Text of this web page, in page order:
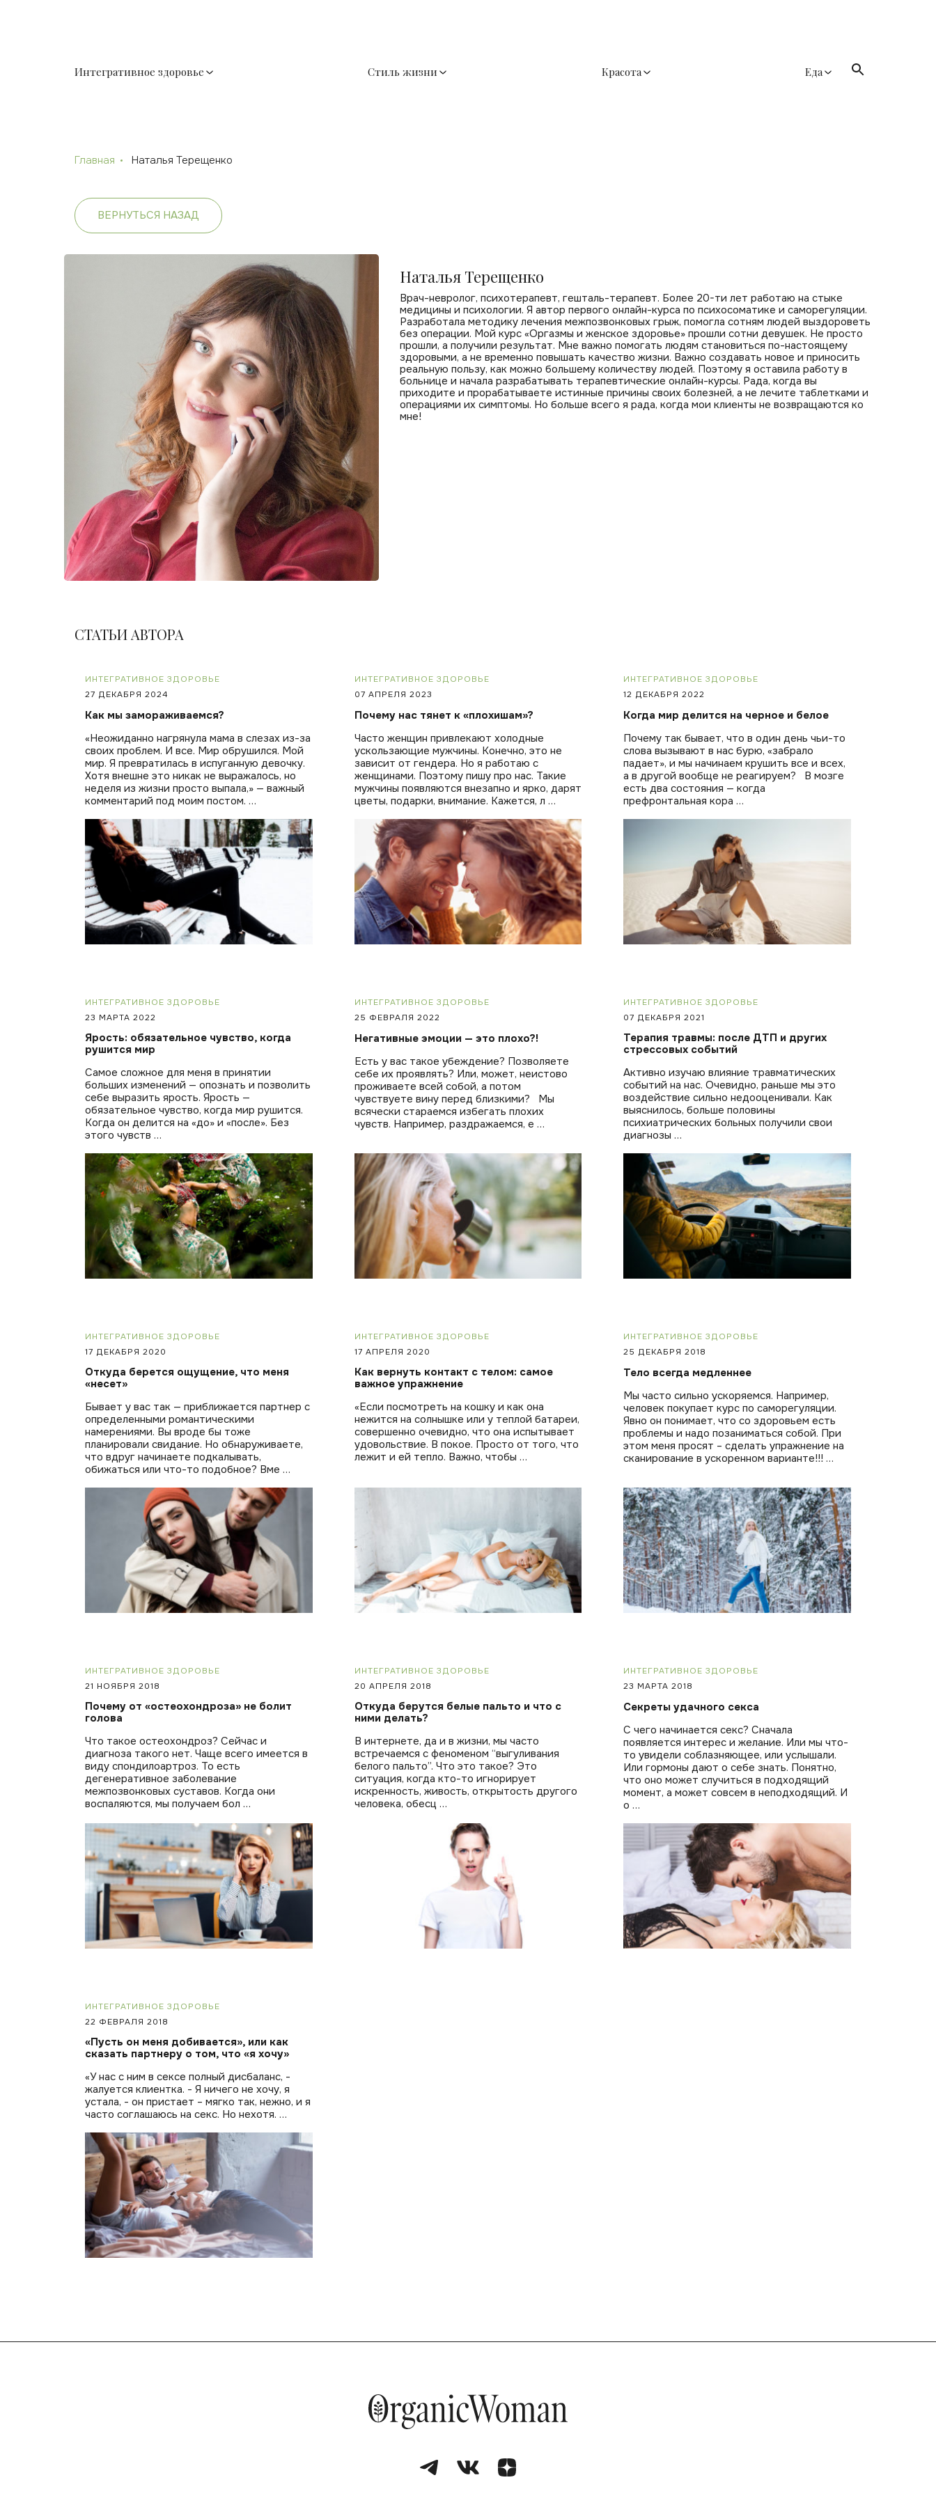
Интегративное здоровье Стиль жизни Красота Еда
Главная Наталья Терещенко
ВЕРНУТЬСЯ НАЗАД
Наталья Терещенко
Врач-невролог, психотерапевт, гешталь-терапевт. Более 20-ти лет работаю на стыке
медицины и психологии. Я автор первого онлайн-курса по психосоматике и саморегуляции.
Разработала методику лечения межпозвонковых грыж, помогла сотням людей выздороветь
без операции. Мой курс «Оргазмы и женское здоровье» прошли сотни девушек. Не просто
прошли, а получили результат. Мне важно помогать людям становиться по-настоящему
здоровыми, а не временно повышать качество жизни. Важно создавать новое и приносить
реальную пользу, как можно большему количеству людей. Поэтому я оставила работу в
больнице и начала разрабатывать терапевтические онлайн-курсы. Рада, когда вы
приходите и прорабатываете истинные причины своих болезней, а не лечите таблетками и
операциями их симптомы. Но больше всего я рада, когда мои клиенты не возвращаются ко
мне!
СТАТЬИ АВТОРА
ИНТЕГРАТИВНОЕ ЗДОРОВЬЕ
27 ДЕКАБРЯ 2024
Как мы замораживаемся?
«Неожиданно нагрянула мама в слезах из-за
своих проблем. И все. Мир обрушился. Мой
мир. Я превратилась в испуганную девочку.
Хотя внешне это никак не выражалось, но
неделя из жизни просто выпала,» — важный
комментарий под моим постом. …
ИНТЕГРАТИВНОЕ ЗДОРОВЬЕ
07 АПРЕЛЯ 2023
Почему нас тянет к «плохишам»?
Часто женщин привлекают холодные
ускользающие мужчины. Конечно, это не
зависит от гендера. Но я работаю с
женщинами. Поэтому пишу про нас. Такие
мужчины появляются внезапно и ярко, дарят
цветы, подарки, внимание. Кажется, л …
ИНТЕГРАТИВНОЕ ЗДОРОВЬЕ
12 ДЕКАБРЯ 2022
Когда мир делится на черное и белое
Почему так бывает, что в один день чьи-то
слова вызывают в нас бурю, «забрало
падает», и мы начинаем крушить все и всех,
а в другой вообще не реагируем? В мозге
есть два состояния — когда
префронтальная кора …
ИНТЕГРАТИВНОЕ ЗДОРОВЬЕ
23 МАРТА 2022
Ярость: обязательное чувство, когда
рушится мир
Самое сложное для меня в принятии
больших изменений — опознать и позволить
себе выразить ярость. Ярость —
обязательное чувство, когда мир рушится.
Когда он делится на «до» и «после». Без
этого чувств …
ИНТЕГРАТИВНОЕ ЗДОРОВЬЕ
25 ФЕВРАЛЯ 2022
Негативные эмоции — это плохо?!
Есть у вас такое убеждение? Позволяете
себе их проявлять? Или, может, неистово
проживаете всей собой, а потом
чувствуете вину перед близкими? Мы
всячески стараемся избегать плохих
чувств. Например, раздражаемся, е …
ИНТЕГРАТИВНОЕ ЗДОРОВЬЕ
07 ДЕКАБРЯ 2021
Терапия травмы: после ДТП и других
стрессовых событий
Активно изучаю влияние травматических
событий на нас. Очевидно, раньше мы это
воздействие сильно недооценивали. Как
выяснилось, больше половины
психиатрических больных получили свои
диагнозы …
ИНТЕГРАТИВНОЕ ЗДОРОВЬЕ
17 ДЕКАБРЯ 2020
Откуда берется ощущение, что меня
«несет»
Бывает у вас так — приближается партнер с
определенными романтическими
намерениями. Вы вроде бы тоже
планировали свидание. Но обнаруживаете,
что вдруг начинаете подкалывать,
обижаться или что-то подобное? Вме …
ИНТЕГРАТИВНОЕ ЗДОРОВЬЕ
17 АПРЕЛЯ 2020
Как вернуть контакт с телом: самое
важное упражнение
«Если посмотреть на кошку и как она
нежится на солнышке или у теплой батареи,
совершенно очевидно, что она испытывает
удовольствие. В покое. Просто от того, что
лежит и ей тепло. Важно, чтобы …
ИНТЕГРАТИВНОЕ ЗДОРОВЬЕ
25 ДЕКАБРЯ 2018
Тело всегда медленнее
Мы часто сильно ускоряемся. Например,
человек покупает курс по саморегуляции.
Явно он понимает, что со здоровьем есть
проблемы и надо позаниматься собой. При
этом меня просят – сделать упражнение на
сканирование в ускоренном варианте!!! …
ИНТЕГРАТИВНОЕ ЗДОРОВЬЕ
21 НОЯБРЯ 2018
Почему от «остеохондроза» не болит
голова
Что такое остеохондроз? Сейчас и
диагноза такого нет. Чаще всего имеется в
виду спондилоартроз. То есть
дегенеративное заболевание
межпозвонковых суставов. Когда они
воспаляются, мы получаем бол …
ИНТЕГРАТИВНОЕ ЗДОРОВЬЕ
20 АПРЕЛЯ 2018
Откуда берутся белые пальто и что с
ними делать?
В интернете, да и в жизни, мы часто
встречаемся с феноменом “выгуливания
белого пальто”. Что это такое? Это
ситуация, когда кто-то игнорирует
искренность, живость, открытость другого
человека, обесц …
ИНТЕГРАТИВНОЕ ЗДОРОВЬЕ
23 МАРТА 2018
Секреты удачного секса
С чего начинается секс? Сначала
появляется интерес и желание. Или мы что-
то увидели соблазняющее, или услышали.
Или гормоны дают о себе знать. Понятно,
что оно может случиться в подходящий
момент, а может совсем в неподходящий. И
о …
ИНТЕГРАТИВНОЕ ЗДОРОВЬЕ
22 ФЕВРАЛЯ 2018
«Пусть он меня добивается», или как
сказать партнеру о том, что «я хочу»
«У нас с ним в сексе полный дисбаланс, -
жалуется клиентка. - Я ничего не хочу, я
устала, - он пристает – мягко так, нежно, и я
часто соглашаюсь на секс. Но нехотя. …